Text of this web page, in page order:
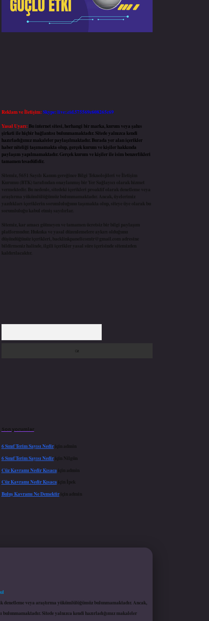
Reklam ve İletişim:Skype: live:.cid.575569c608265c69
Yasal Uyarı: Bu internet sitesi, herhangi bir marka, kurum veya şahıs
şirketi ile hiçbir bağlantısı bulunmamaktadır. Sitede yalnızca kendi
hazırladığımız makaleler paylaşılmaktadır. Burada yer alan içerikler
haber niteliği taşımamakta olup, gerçek kurum ve kişiler hakkında
paylaşım yapılmamaktadır. Gerçek kurum ve kişiler ile isim benzerlikleri
tamamen tesadüfidir.
Sitemiz, 5651 Sayılı Kanun gereğince Bilgi Teknolojileri ve İletişim
Kurumu (BTK) tarafından onaylanmış bir Yer Sağlayıcı olarak hizmet
vermektedir. Bu nedenle, sitedeki içerikleri proaktif olarak denetleme veya
araştırma yükümlülüğümüz bulunmamaktadır. Ancak, üyelerimiz
yazdıkları içeriklerin sorumluluğunu taşımakta olup, siteye üye olarak bu
sorumluluğu kabul etmiş sayılırlar.
Sitemiz, kar amacı gütmeyen ve tamamen ücretsiz bir bilgi paylaşım
platformudur. Hukuka ve yasal düzenlemelere aykırı olduğunu
düşündüğünüz içerikleri, backlinkpanelicomtr@gmail.com adresine
bildirmeniz halinde, ilgili içerikler yasal süre içerisinde sitemizden
kaldırılacaktır.
Son yorumlar
6 Sınıf Terim Sayısı Nediriçin admin
6 Sınıf Terim Sayısı Nediriçin Nilgün
Cüz Kavramı Nedir Kısaca için admin
Cüz Kavramı Nedir Kısacaiçin
İpek
Buluş Kavramı Ne Demektiriçin admin
veya araştırma yükümlülüğümüz bulunmamaktadır. Ancak,
Sitede yalnızca kendi hazırladığımız makaleler